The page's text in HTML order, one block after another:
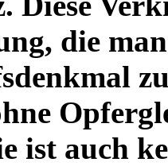
die
ist auch